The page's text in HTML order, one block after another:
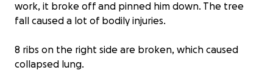
work, it broke off and pinned him down. The tree
fall caused a lot of bodily injuries.
8 ribs on the right side are broken, which caused
collapsed lung.